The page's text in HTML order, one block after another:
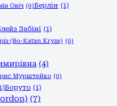
Овіч (0)Берлін (1)
Забіні (1)
(Bo-Katan Kryze) (0)
(4)
Мурштейко (0)
Боруто (1)
(7)